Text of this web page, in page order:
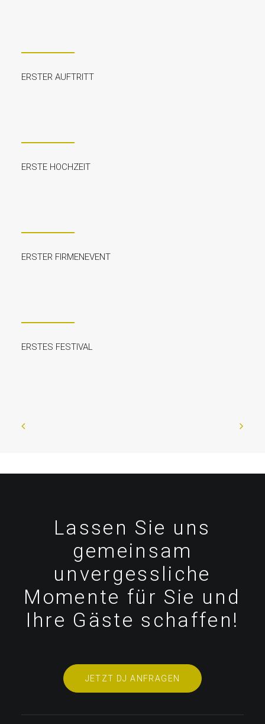
ERSTER AUFTRITT
ERSTE HOCHZEIT
ERSTER FIRMENEVENT
ERSTES FESTIVAL
Lassen Sie uns
gemeinsam
unvergessliche
Momente für Sie und
Ihre Gäste schaffen!
JETZT DJ ANFRAGEN